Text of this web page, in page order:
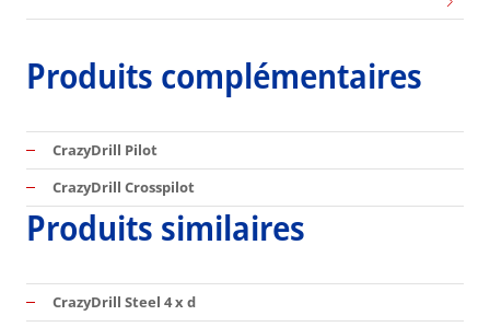
Produits complémentaires
CrazyDrill Pilot
CrazyDrill Crosspilot
Produits similaires
CrazyDrill Steel 4 x d